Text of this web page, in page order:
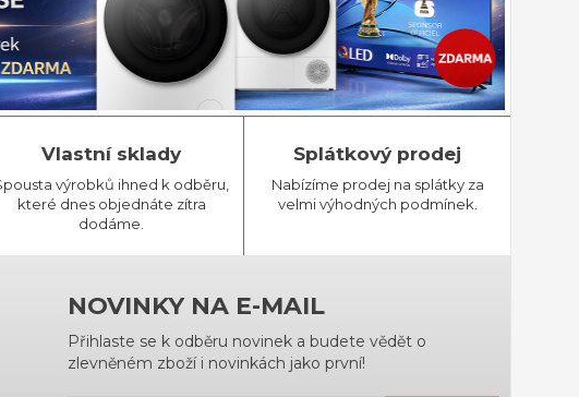
Vlastní sklady
výrobků ihned k odběru,
které dnes objednáte zítra
dodáme.
Splátkový prodej
Nabízíme prodej na splátky za
velmi výhodných podmínek.
NOVINKY NA E-MAIL
Přihlaste se k odběru novinek a budete vědět o
zlevněném zboží i novinkách jako první!